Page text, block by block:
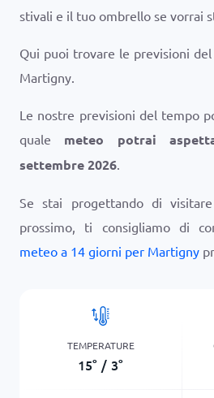
stivali e il tuo ombrello se vorrai
Qui puoi trovare le previsioni
Martigny.
Le nostre previsioni del tempo
quale meteo potrai
settembre 2026.
Se stai progettando di
prossimo, ti consigliamo di
meteo a 14 giorni per Martigny
TEMPERATURE
15° / 3°